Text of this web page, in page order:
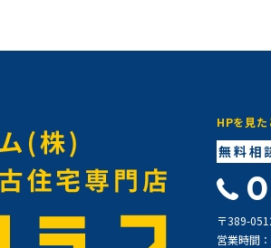
HPを見た
無料相
〒389-
営業時間